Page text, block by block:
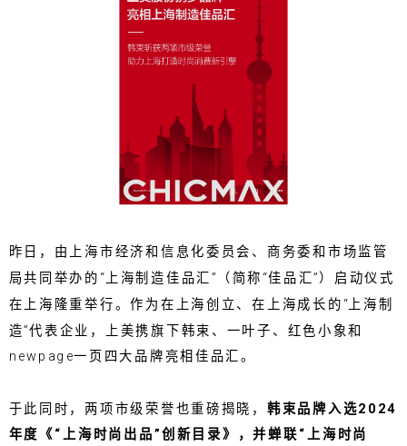
昨日，由上海市经济和信息化委员会、商务委和市场监管
局共同举办的“上海制造佳品汇”（简称“佳品汇”）启动仪式
在上海隆重举行。作为在上海创立、在上海成长的“上海制
造”代表企业，上美携旗下韩束、一叶子、红色小象和
newpage一页四大品牌亮相佳品汇。
于此同时，两项市级荣誉也重磅揭晓， 韩束品牌入选2024
年度《“上海时尚出品”创新目录》，并蝉联“上海时尚